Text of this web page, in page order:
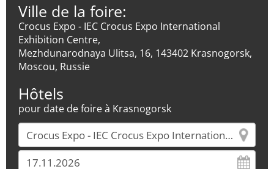
Ville de la foire:
Crocus Expo - IEC Crocus Expo International
Exhibition Centre,
Mezhdunarodnaya Ulitsa, 16, 143402 Krasnogorsk,
Moscou, Russie
Hôtels
pour date de foire à Krasnogorsk